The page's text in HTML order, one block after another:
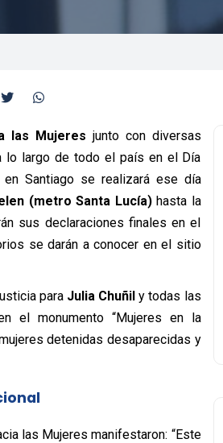
las Mujeres junto con diversas
lo largo de todo el país en el Día
en Santiago se realizará ese día
(metro Santa Lucía)hasta la
sus declaraciones finales en el
se darán a conocer en el sitio
para Julia Chuñil y todas las
el monumento “Mujeres en la
detenidas desaparecidas y
las Mujeres manifestaron: “Este